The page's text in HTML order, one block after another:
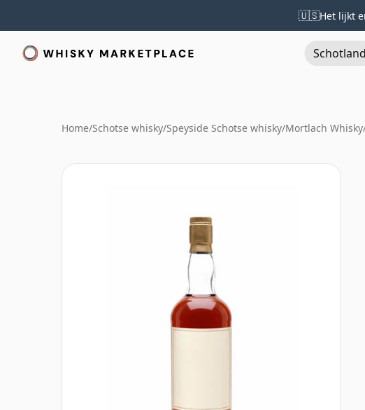
🇺🇸Het lijkt
Schotland
Home/Schotse whisky/Speyside Schotse whisky/Mortlach Whisky